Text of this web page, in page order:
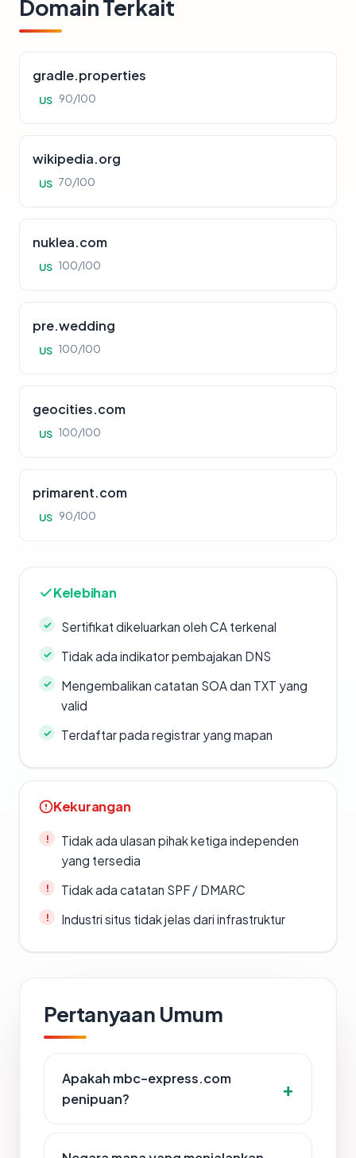
Domain Terkait
gradle.properties
US 90/100
wikipedia.org
US 70/100
nuklea.com
US 100/100
pre.wedding
US 100/100
geocities.com
US 100/100
primarent.com
US 90/100
Kelebihan
Sertifikat dikeluarkan oleh CA terkenal
Tidak ada indikator pembajakan DNS
Mengembalikan catatan SOA dan TXT yang
valid
Terdaftar pada registrar yang mapan
Kekurangan
Tidak ada ulasan pihak ketiga independen
yang tersedia
Tidak ada catatan SPF / DMARC
Industri situs tidak jelas dari infrastruktur
Pertanyaan Umum
Apakah mbc-express.com
penipuan?